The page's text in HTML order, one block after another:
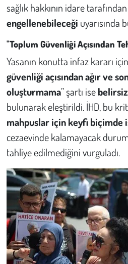
sağlık hakkının idare tarafından
engellenebileceği uyarısında
"Toplum Güvenliği Açısından
Yasanın konutta infaz kararı
güvenliği açısından ağır ve
oluşturmama” şartı ise
bulunarak eleştirildi. İHD, bu
mahpuslar için keyfi biçimde
cezaevinde kalamayacak
tahliye edilmediğini vurguladı.